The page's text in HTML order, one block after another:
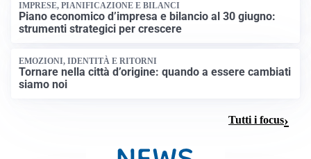
IMPRESE, PIANIFICAZIONE E BILANCI
Piano economico d’impresa e bilancio al 30 giugno:
strumenti strategici per crescere
EMOZIONI, IDENTITÀ E RITORNI
Tornare nella città d’origine: quando a essere cambiati
siamo noi
Tutti i focus